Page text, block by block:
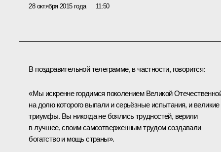
28 октября 2015 года 11:50
В поздравительной телеграмме, в частности, говорится:
«Мы искренне гордимся поколением Великой
на долю которого выпали и серьёзные испытания, и великие
триумфы. Вы никогда не боялись трудностей, верили
в лучшее, своим самоотверженным трудом создавали
богатство и мощь страны».